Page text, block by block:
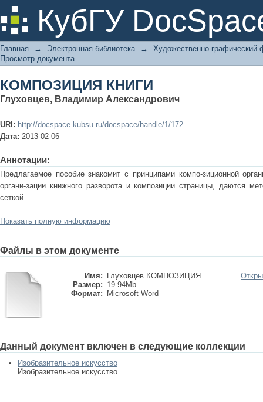
КубГУ
КОМПОЗИЦИЯ КНИГИ
Главная → Электронная библиотека →
Художественно-графический
Просмотр документа
КОМПОЗИЦИЯ КНИГИ
Глуховцев, Владимир Александрович
URI: http://docspace.kubsu.ru/docspace/handle/1/172
Дата: 2013-02-06
Аннотации:
Предлагаемое пособие знакомит с принципами компо-зиционной
органи-зации книжного разворота и композиции страницы, даются
сеткой.
Показать полную информацию
Файлы в этом документе
Имя:
Глуховцев КОМПОЗИЦИЯ ...
Размер: 19.94Mb
Формат:
Microsoft Word
Данный документ включен в следующие коллекции
Изобразительное искусство
Изобразительное искусство